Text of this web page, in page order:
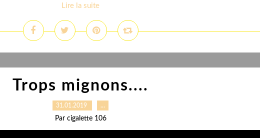
Lire la suite
Trops mignons....
31.01.2019 …
Par cigalette 106